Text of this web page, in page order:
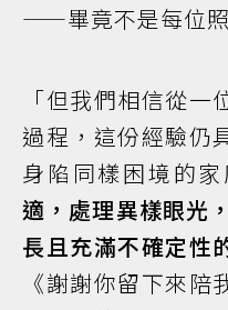
——畢竟不是每位照
「但我們相信從
過程，這份經驗仍
身陷同樣困境的
適，處理異樣眼光
長且充滿不確定性
《謝謝你留下來陪